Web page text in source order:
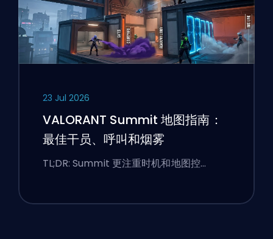
23 Jul 2026
VALORANT Summit 地图指南：
最佳干员、呼叫和烟雾
TL;DR: Summit 更注重时机和地图控…